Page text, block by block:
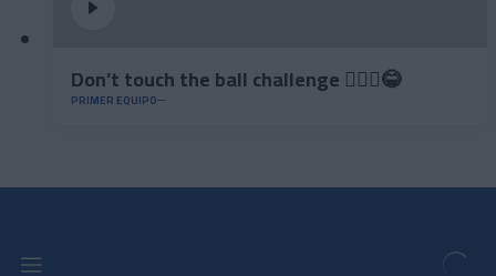
Don’t touch the ball challenge 🤦🏻‍♂️😂
PRIMER EQUIPO